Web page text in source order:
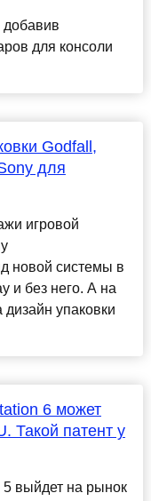
добавив
для консоли
Godfall,
для
игровой
новой системы в
и без него. А на
упаковки
6 может
Такой патент у
5 выйдет на рынок